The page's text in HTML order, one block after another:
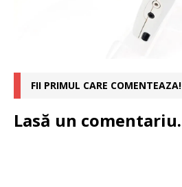
FII PRIMUL CARE COMENTEAZA!
Lasă un comentariu.